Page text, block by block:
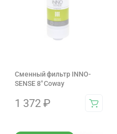
Сменный фильтр INNO-
SENSE 8" Coway
1 372 ₽